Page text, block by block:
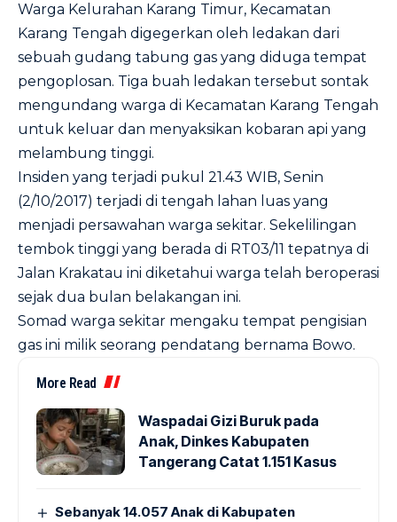
Warga Kelurahan Karang Timur, Kecamatan
Karang Tengah digegerkan oleh ledakan dari
sebuah gudang tabung gas yang diduga tempat
pengoplosan. Tiga buah ledakan tersebut sontak
mengundang warga di Kecamatan Karang Tengah
untuk keluar dan menyaksikan kobaran api yang
melambung tinggi.
Insiden yang terjadi pukul 21.43 WIB, Senin
(2/10/2017) terjadi di tengah lahan luas yang
menjadi persawahan warga sekitar. Sekelilingan
tembok tinggi yang berada di RT03/11 tepatnya di
Jalan Krakatau ini diketahui warga telah beroperasi
sejak dua bulan belakangan ini.
Somad warga sekitar mengaku tempat pengisian
gas ini milik seorang pendatang bernama Bowo.
More Read
Waspadai Gizi Buruk pada
Anak, Dinkes Kabupaten
Tangerang Catat 1.151 Kasus
Sebanyak 14.057 Anak di Kabupaten